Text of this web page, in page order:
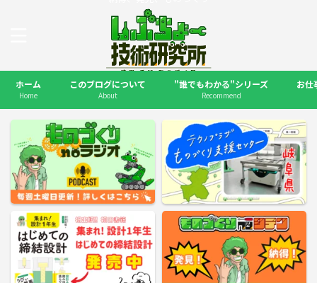
ホーム
Home
このブログについて
About
"誰でもわかる"シリーズ
Recommend
お仕